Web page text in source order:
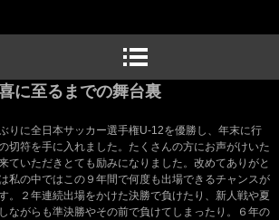
に至るまでの舞台裏
りに全日本サッカー選手権U-12を優勝し、年末に行
切符を手に入れました。たくさんの方にお声がけいた
ていただきとても励みになりました。改めてありがと
私の中ではこの９年間で何度も出場できるチャンスが
。２年連続出場をかけた決勝で負けたり、新人戦や夏
ながらも準決勝やその前で負けてしまったり。６年の